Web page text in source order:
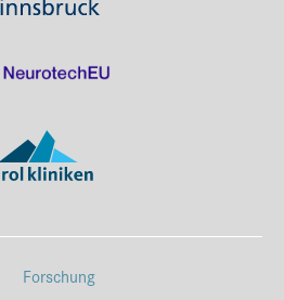
Forschung